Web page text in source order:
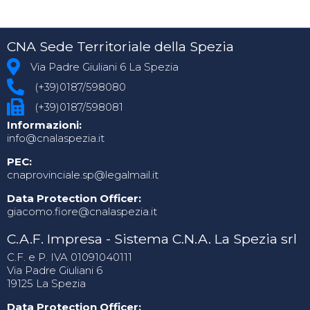
CNA Sede Territoriale della Spezia
Via Padre Giuliani 6 La Spezia
(+39)0187/598080
(+39)0187/598081
Informazioni:
info@cnalaspezia.it
PEC:
cnaprovinciale.sp@legalmail.it
Data Protection Officer:
giacomo.fiore@cnalaspezia.it
C.A.F. Impresa - Sistema C.N.A. La Spezia srl
C.F. e P. IVA 01091040111
Via Padre Giuliani 6
19125 La Spezia
Data Protection Officer: